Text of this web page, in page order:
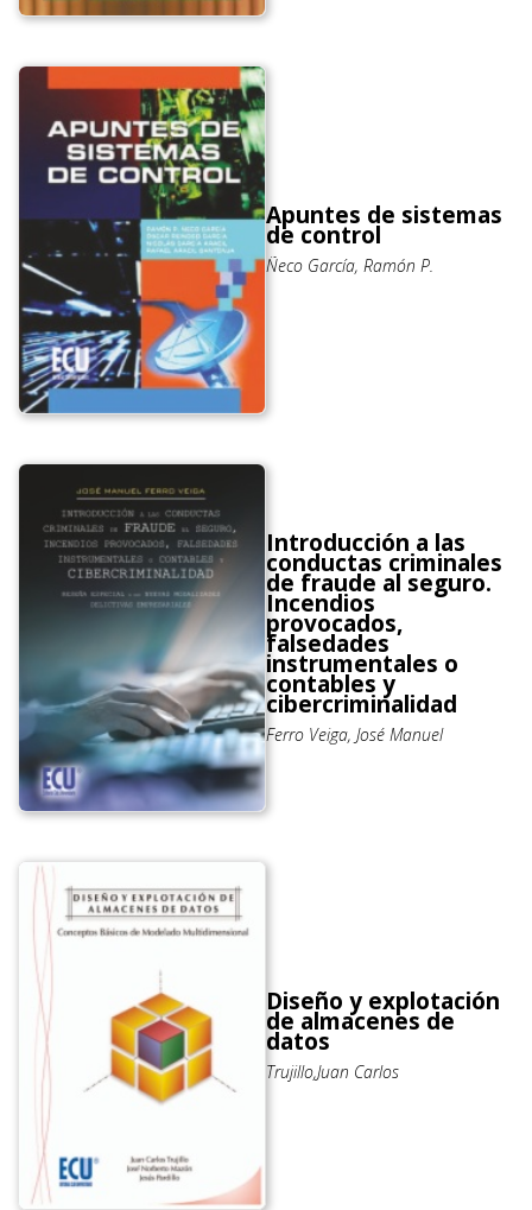
Apuntes de sistemas
de control
Ñeco García, Ramón P.
Introducción a las
conductas criminales
de fraude al seguro.
Incendios
provocados,
falsedades
instrumentales o
contables y
cibercriminalidad
Ferro Veiga, José Manuel
Diseño y explotación
de almacenes de
datos
Trujillo,Juan Carlos